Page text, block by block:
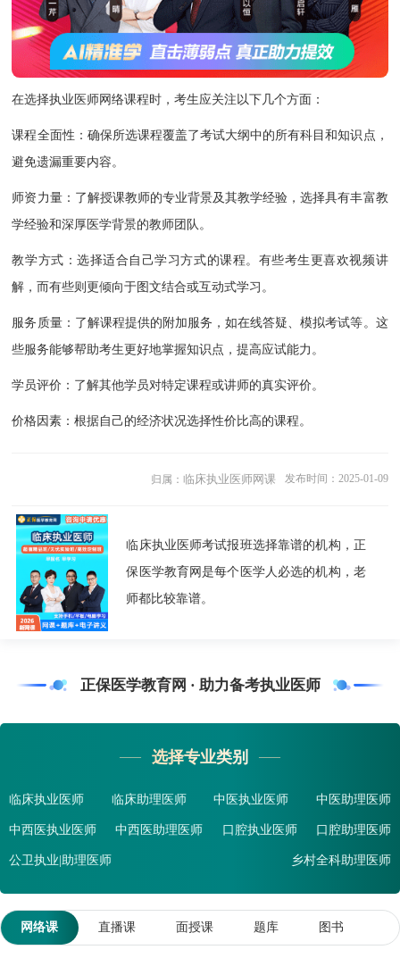
在选择执业医师网络课程时，考生应关注以下几个方面：
课程全面性：确保所选课程覆盖了考试大纲中的所有科目和知识点，
避免遗漏重要内容。
师资力量：了解授课教师的专业背景及其教学经验，选择具有丰富教
学经验和深厚医学背景的教师团队。
教学方式：选择适合自己学习方式的课程。有些考生更喜欢视频讲
解，而有些则更倾向于图文结合或互动式学习。
服务质量：了解课程提供的附加服务，如在线答疑、模拟考试等。这
些服务能够帮助考生更好地掌握知识点，提高应试能力。
学员评价：了解其他学员对特定课程或讲师的真实评价。
价格因素：根据自己的经济状况选择性价比高的课程。
发布时间：2025-01-09
归属： 临床执业医师网课
临床执业医师考试报班选择靠谱的机构，正
保医学教育网是每个医学人必选的机构，老
师都比较靠谱。
正保医学教育网 · 助力备考执业医师
—— 选择专业类别 ——
临床执业医师 临床助理医师 中医执业医师 中医助理医师
中西医执业医师 中西医助理医师 口腔执业医师 口腔助理医师
公卫执业|助理医师 乡村全科助理医师
网络课 直播课 面授课 题库 图书